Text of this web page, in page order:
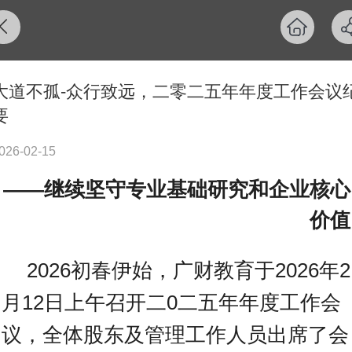
道不孤-众行致远，二零二五年年度工作会议
02-15
——继续坚守专业基础研究和企业核心
价值
2026初春伊始，广财教育于2026年2
月12日上午召开二0二五年年度工作会
议，全体股东及管理工作人员出席了会